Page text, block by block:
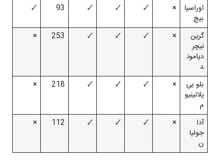
اوراسیا
بیچ
×
🗸
🗸
🗸
93
🗸
گرین
نیچر
دیامون
د
×
🗸
🗸
🗸
253
×
بلو بی
پلاتینیو
م
×
🗸
🗸
🗸
218
×
آدا
جولیا
ن
×
🗸
🗸
🗸
112
×